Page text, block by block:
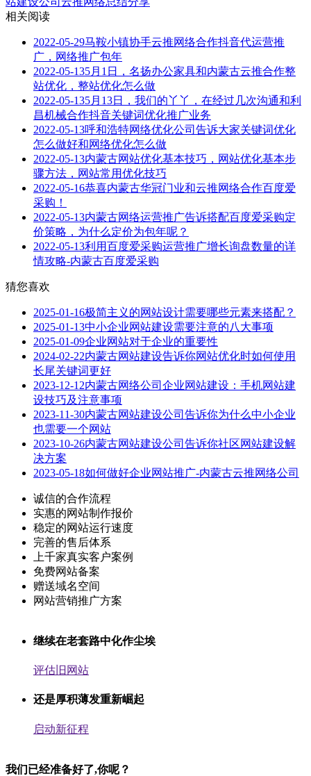
相关阅读
2022-05-29马鞍小镇协手云推网络合作抖音代运营推
广，网络推广包年
2022-05-135月1日，名扬办公家具和内蒙古云推合作整
站优化，整站优化怎么做
2022-05-135月13日，我们的丫丫，在经过几次沟通和利
昌机械合作抖音关键词优化推广业务
2022-05-13呼和浩特网络优化公司告诉大家关键词优化
怎么做好和网络优化怎么做
2022-05-13内蒙古网站优化基本技巧，网站优化基本步
骤方法，网站常用优化技巧
2022-05-16恭喜内蒙古华冠门业和云推网络合作百度爱
采购！
2022-05-13内蒙古网络运营推广告诉搭配百度爱采购定
价策略，为什么定价为包年呢？
2022-05-13利用百度爱采购运营推广增长询盘数量的详
情攻略-内蒙古百度爱采购
猜您喜欢
2025-01-16极简主义的网站设计需要哪些元素来搭配？
2025-01-13中小企业网站建设需要注意的八大事项
2025-01-09企业网站对于企业的重要性
2024-02-22内蒙古网站建设告诉你网站优化时如何使用
长尾关键词更好
2023-12-12内蒙古网络公司企业网站建设：手机网站建
设技巧及注意事项
2023-11-30内蒙古网站建设公司告诉你为什么中小企业
也需要一个网站
2023-10-26内蒙古网站建设公司告诉你社区网站建设解
决方案
2023-05-18如何做好企业网站推广-内蒙古云推网络公司
诚信的合作流程
实惠的网站制作报价
稳定的网站运行速度
完善的售后体系
上千家真实客户案例
免费网站备案
赠送域名空间
网站营销推广方案
继续在老套路中化作尘埃
评估旧网站
还是厚积薄发重新崛起
启动新征程
我们已经准备好了,你呢？